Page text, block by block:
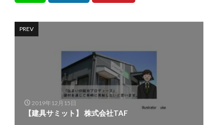
PREV
2019年12月15日
【建具サミット】 株式会社TAF